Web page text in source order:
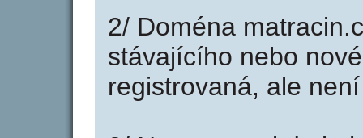
2/ Doména
stávajícího nebo
registrovaná, ale